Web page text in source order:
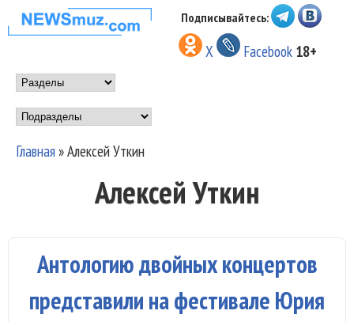
Перейти к основному
содержанию
НОВОСТИ
МУЗЫКИ И
ШОУ БИЗНЕСА
NEWSMUZ.COM
Подписывайтесь:
X Facebook 18+
Main menu
Подразделы
Главная»Алексей Уткин
Алексей Уткин
Антологию двойных концертов
представили на фестивале Юрия